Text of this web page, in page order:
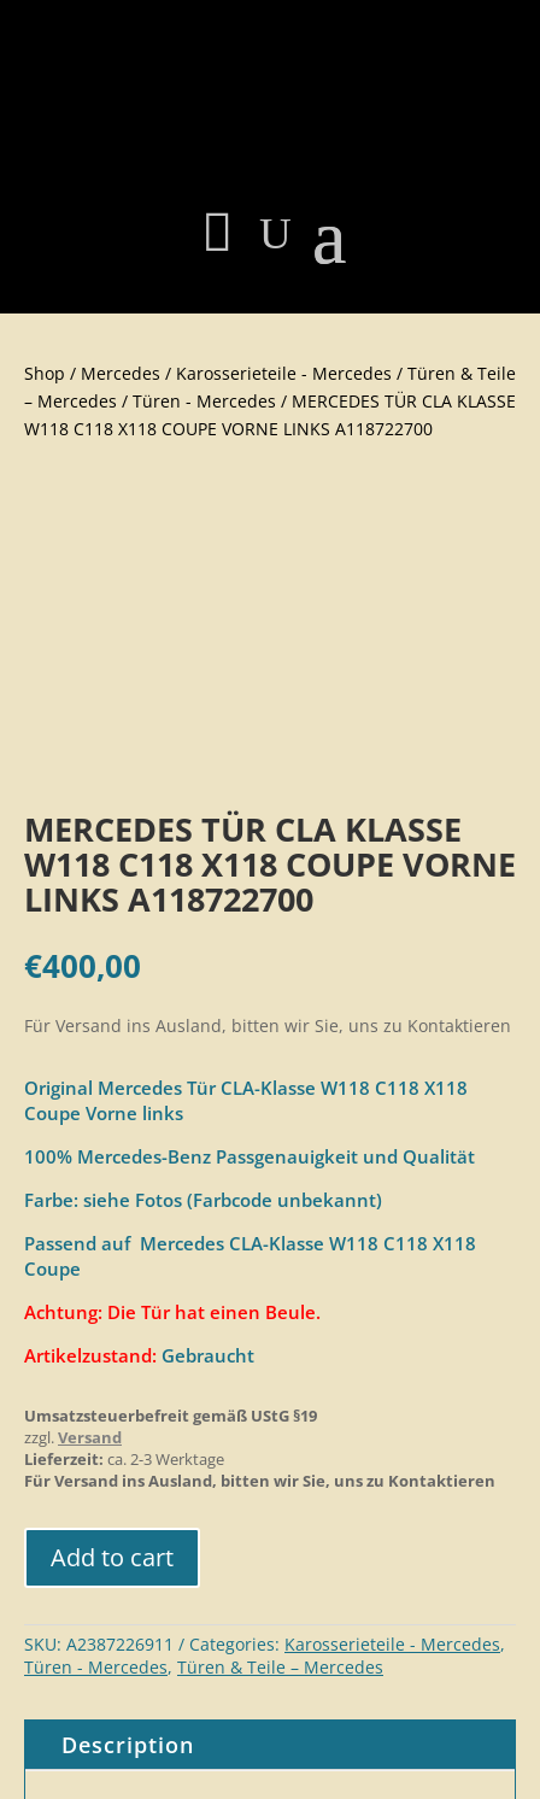
Shop / Mercedes / Karosserieteile - Mercedes / Türen & Teile
– Mercedes / Türen - Mercedes / MERCEDES TÜR CLA KLASSE
W118 C118 X118 COUPE VORNE LINKS A118722700
MERCEDES TÜR CLA KLASSE
W118 C118 X118 COUPE VORNE
LINKS A118722700
€400,00
Für Versand ins Ausland, bitten wir Sie, uns zu Kontaktieren
Original Mercedes Tür CLA-Klasse W118 C118 X118
Coupe Vorne links
100% Mercedes-Benz Passgenauigkeit und Qualität
Farbe: siehe Fotos (Farbcode unbekannt)
Passend auf Mercedes CLA-Klasse W118 C118 X118
Coupe
Achtung: Die Tür hat einen Beule.
Artikelzustand: Gebraucht
Umsatzsteuerbefreit gemäß UStG §19
zzgl.Versand
Lieferzeit: ca. 2-3 Werktage
Für Versand ins Ausland, bitten wir Sie, uns zu Kontaktieren
Add to cart
SKU: A2387226911 Categories: Karosserieteile - Mercedes,
Türen - Mercedes, Türen & Teile – Mercedes
Description